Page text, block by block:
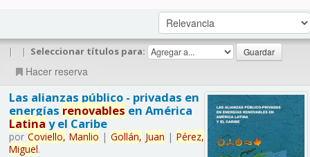
| | Seleccionar títulos para:
Hacer reserva
Las alianzas público - privadas en
energías renovables en América
Latina y el Caribe
por Coviello, Manlio | Gollán, Juan | Pérez,
Miguel.